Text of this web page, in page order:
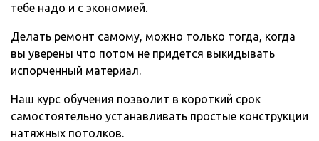
тебе надо и с экономией.
Делать ремонт самому, можно только тогда, когда
вы уверены что потом не придется выкидывать
испорченный материал.
Наш курс обучения позволит в короткий срок
самостоятельно устанавливать простые конструкции
натяжных потолков.